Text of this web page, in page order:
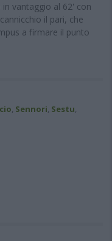
vantaggio al 62' con
il pari, che
a firmare il punto
, Sennori, Sestu,